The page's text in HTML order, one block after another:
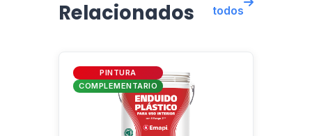
Relacionados
todos
PINTURA
COMPLEMENTARIO